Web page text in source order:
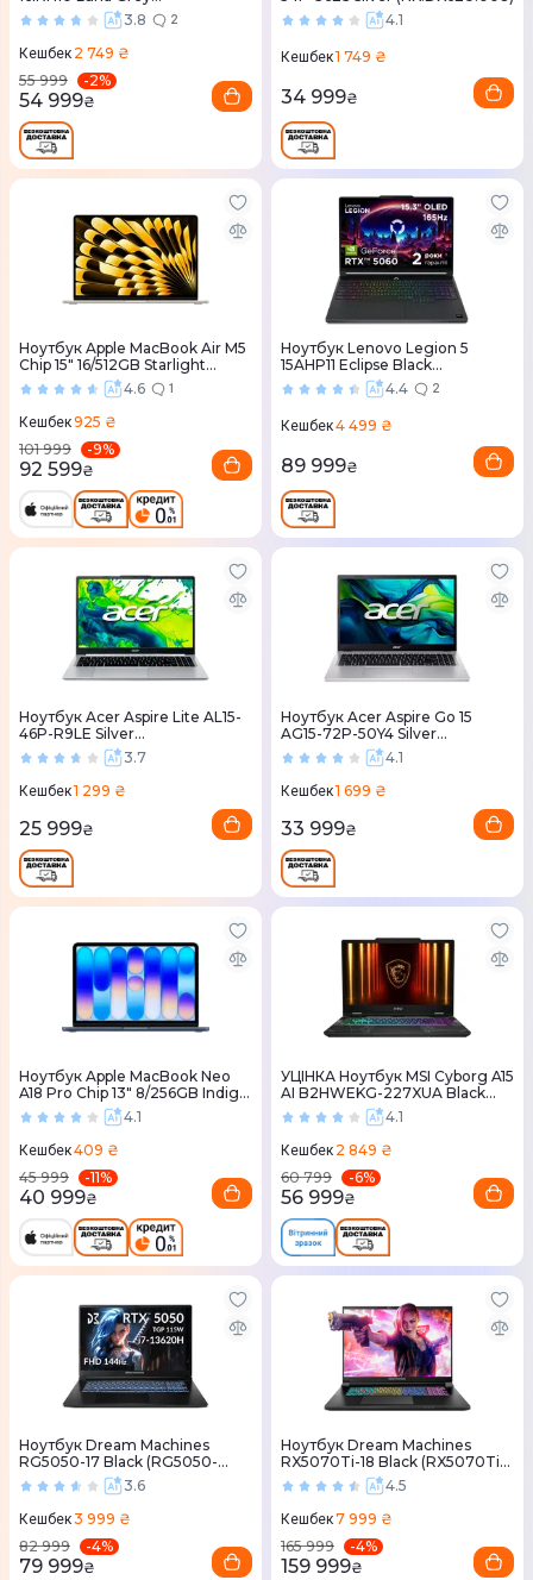
(83HS009XRA)3.8 2
Кешбек 2 749 ₴
55 999
-2%
54 999₴
4.1
Кешбек1 749 ₴
34 999₴
Ноутбук Apple MacBook Air M5
Chip 15" 16/512GB Starlight
(MDVD4) 20264.6 1
Кешбек925 ₴
101 999
-9%
92 599₴
Ноутбук Lenovo Legion 5
15AHP11 Eclipse Black
(83Q7004BRA)4.4 2
Кешбек4 499 ₴
89 999₴
Ноутбук Acer Aspire Lite AL15-
46P-R9LE Silver
(NX.JXVEU.003)3.7
Кешбек1 299 ₴
25 999₴
Ноутбук Acer Aspire Go 15
AG15-72P-50Y4 Silver
(NX.JSVEU.00T)4.1
Кешбек1 699 ₴
33 999₴
Ноутбук Apple MacBook Neo
A18 Pro Chip 13" 8/256GB Indigo
(MHFF4) 2026 4.1
Кешбек409 ₴
45 999
-11%
40 999₴
УЦІНКА Ноутбук MSI Cyborg A15
AI B2HWEKG-227XUA Black
(9S7-15QL42-227)
4.1
Кешбек 2 849 ₴
60 799
-6%
56 999₴
Ноутбук Dream Machines
RG5050-17 Black (RG5050-
17UA28)
3.6
Кешбек3 999 ₴
82 999
-4%
79 999₴
Ноутбук Dream Machines
RX5070Ti-18 Black (RX5070Ti-
18UA26)
4.5
Кешбек7 999 ₴
165 999
-4%
159 999₴